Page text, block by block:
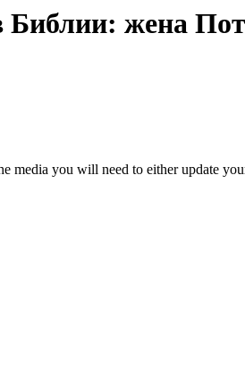
жена
media you will need to either update